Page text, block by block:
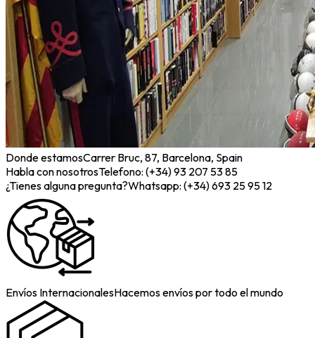
Donde estamosCarrer Bruc, 87, Barcelona, Spain
Habla con nosotrosTelefono: (+34) 93 207 53 85
¿Tienes alguna pregunta?Whatsapp: (+34) 693 25 95 12
Envíos InternacionalesHacemos envíos por todo el mundo